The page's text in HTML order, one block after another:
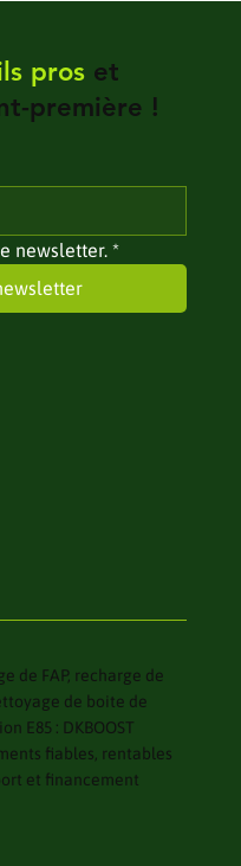
proset
première !
newsletter. *
de FAP, recharge de
de boite de
E85 : DKBOOST
fiables, rentables
et financement